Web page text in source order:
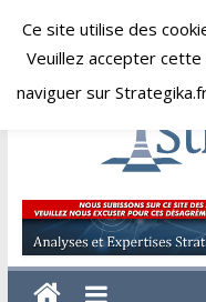
Skip
Expertise
et
Ce site utilise des
Veuillez accepter
naviguer sur